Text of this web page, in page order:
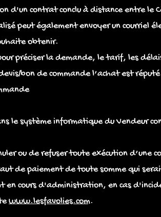
d'un contrat conclu à distance entre le
peut également envoyer un courriel
obtenir.
préciser la demande, le tarif, les
bon de commande l’achat est
le système informatique du Vendeur
ou de refuser toute exécution d’une
de paiement de toute somme qui
en cours d'administration, en cas
www.lesfavolies.com.